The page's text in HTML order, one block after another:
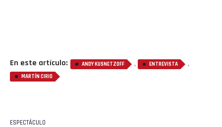
En este artículo: ANDY KUSNETZOFF , ENTREVISTA ,
MARTÍN CIRIO
ESPECTÁCULO